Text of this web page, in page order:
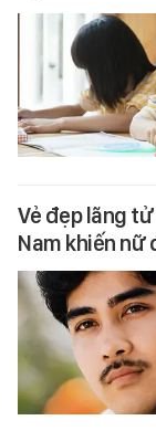
Vẻ đẹp lãng
Nam khiến nữ